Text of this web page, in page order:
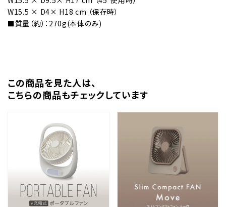
W15.5 × D4× H18 cm （保存時）
■質量（約）：270g(本体のみ)
この商品を⾒た⼈は、
こちらの商品もチェックしています